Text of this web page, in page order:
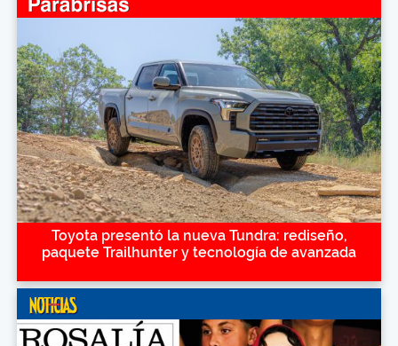
Toyota presentó la nueva Tundra: rediseño,
paquete Trailhunter y tecnología de avanzada